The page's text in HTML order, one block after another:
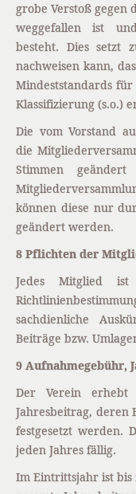
grobe Verstoß gegen
weggefallen ist
besteht. Dies setzt
nachweisen kann,
Mindeststandards für
Klassifizierung (s.o.)
Die vom Vorstand
die
Stimmen
können diese nur
geändert werden.
8 Pflichten der
Jedes Mitglied
sachdienliche
Beiträge bzw.
9 Aufnahmegebühr,
Der Verein erhebt
Jahresbeitrag, deren
festgesetzt werden.
jeden Jahres fällig.
Im Eintrittsjahr ist bis